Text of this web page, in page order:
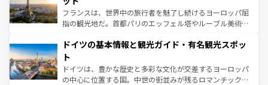
る。首都マドリードの洗練された雰囲気や、バルセロナの
アートに溢れた街角から、地方では古代ローマ遺跡や中世
せる。地方によって風土や気候が異なるスペインはその個
ンテンツ一覧 を参照してほしい。
フランスは、世界中の旅行者を魅了し続けるヨーロッパ屈
指の観光地だ。首都パリのエッフェル塔やルーブル美術館
で、幅広い魅力が詰まっている。華麗な宮殿、歴史的な大
聖堂、美しいビーチ、そして豊かな自然が、訪れる者を心
から魅了する。また、フランスは美食の国としても知ら
れ、フランス料理はユネスコ無形文化遺産にも登録されて
ドイツの基本情報と観光ガイド・有名観光スポッ
ト
ドイツは、豊かな歴史と多彩な文化が交差するヨーロッパ
の中心に位置する国。中世の街並みが残るロマンチック街